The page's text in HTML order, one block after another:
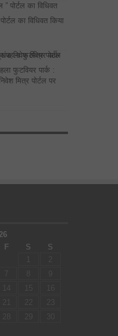
का विधिवत किया
फुटवियर पार्क :
मित्र पोर्टल पर
F S
S
1
2
7 8
14 15
16
21 22
23
28 29
30